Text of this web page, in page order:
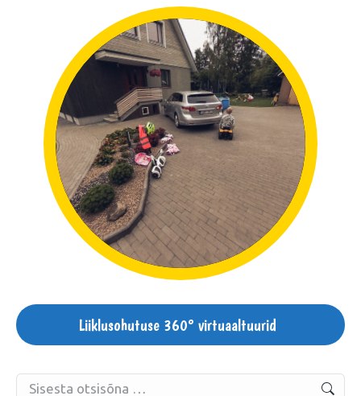
Liiklusohutuse 360° virtuaaltuurid
Search: